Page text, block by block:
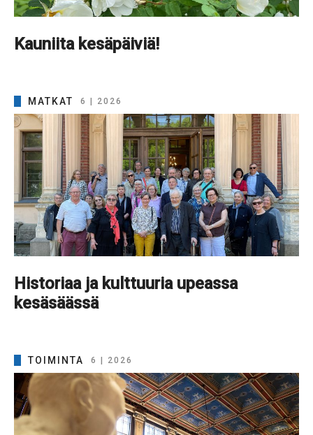
Kauniita kesäpäiviä!
MATKAT 6 | 2026
Historiaa ja kulttuuria upeassa
kesäsäässä
TOIMINTA 6 | 2026